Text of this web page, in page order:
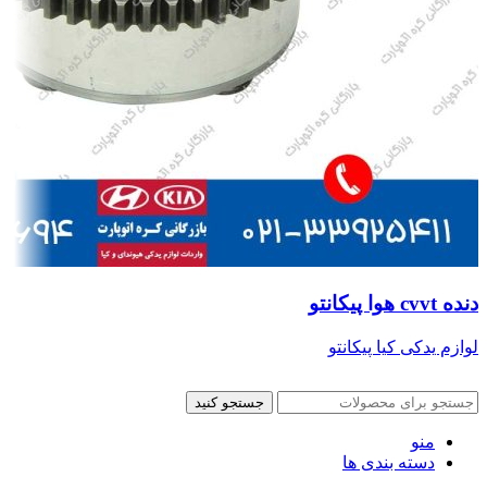
دنده cvvt هوا پیکانتو
لوازم یدکی کیا پیکانتو
جستجو کنید
منو
دسته بندی ها